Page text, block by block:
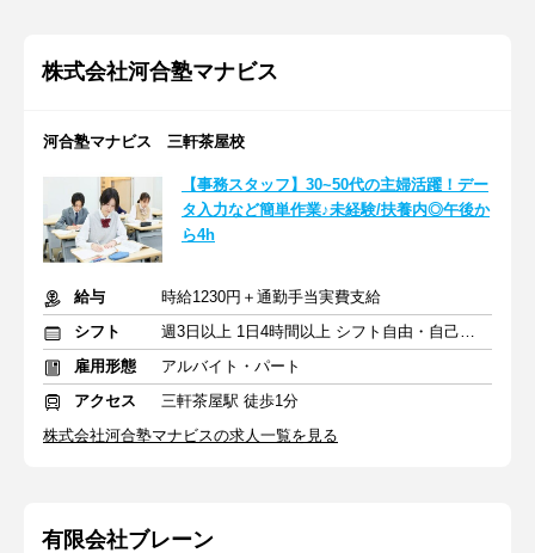
株式会社河合塾マナビス
河合塾マナビス 三軒茶屋校
【事務スタッフ】30~50代の主婦活躍！デー
タ入力など簡単作業♪未経験/扶養内◎午後か
ら4h
給与
時給1230円＋通勤手当実費支給
シフト
週3日以上 1日4時間以上 シフト自由・自己申告
雇用形態
アルバイト・パート
アクセス
三軒茶屋駅 徒歩1分
株式会社河合塾マナビスの求人一覧を見る
有限会社ブレーン